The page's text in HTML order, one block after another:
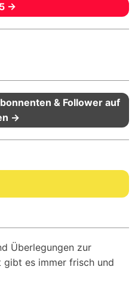
→
& Follower auf
→
Überlegungen zur
es immer frisch und